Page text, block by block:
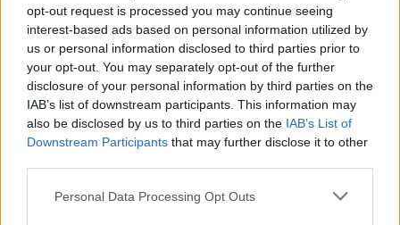
opt-out request is processed you may continue seeing
interest-based ads based on personal information utilized by
us or personal information disclosed to third parties prior to
your opt-out. You may separately opt-out of the further
disclosure of your personal information by third parties on the
IAB’s list of downstream participants. This information may
also be disclosed by us to third parties on the IAB’s List of
Downstream Participants that may further disclose it to other
Personal Data Processing Opt Outs